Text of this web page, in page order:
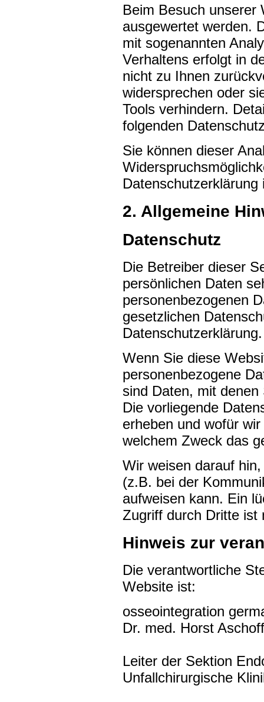
Beim Besuch unserer
ausgewertet werden.
mit sogenannten
Verhaltens erfolgt in
nicht zu Ihnen
widersprechen oder
Tools verhindern.
folgenden
Sie können dieser
Datenschutzerklärung
2. Allgemeine
Datenschutz
Die Betreiber dieser
persönlichen Daten
personenbezogenen
gesetzlichen
Datenschutzerklärung.
Wenn Sie diese
personenbezogene
sind Daten, mit
Die vorliegende
erheben und wofür
welchem Zweck das
Wir weisen darauf
(z.B. bei der
aufweisen kann. Ein
Zugriff durch Dritte ist
Hinweis zur
Die verantwortliche
Website ist:
osseointegration
Dr. med. Horst Aschoff
Leiter der Sektion
Unfallchirurgische